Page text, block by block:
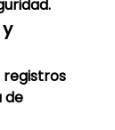
registros
de